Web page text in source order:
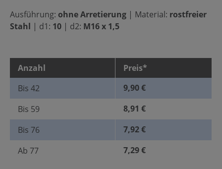
Ausführung: ohne Arretierung | Material: rostfreier
Stahl | d1: 10 | d2: M16 x 1,5
Anzahl
Preis*
Bis 42
9,90 €
Bis 59
8,91 €
Bis 76
7,92 €
Ab 77 7,29 €